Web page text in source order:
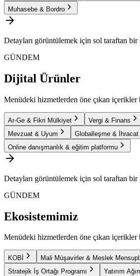
Muhasebe & Bordro
Detayları görüntülemek için sol taraftan bir
GÜNDEM
Dijital Ürünler
Menüdeki hizmetlerden öne çıkan içerikler
Ar-Ge & Fikri Mülkiyet Vergi & Finans
Mevzuat & Uyum
Globalleşme & İhracat
Online danışmanlık & eğitim platformu
Detayları görüntülemek için sol taraftan bir
GÜNDEM
Ekosistemimiz
Menüdeki hizmetlerden öne çıkan içerikler
KOBİ
Mali Müşavirler & Meslek
Stratejik İş Ortağı Programı
Yatırım